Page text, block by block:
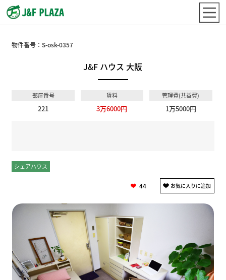
物件番号：S-osk-0357
J&F ハウス 大阪
部屋番号
221
賃料
3万6000円
管理費(共益費)
1万5000円
シェアハウス
44